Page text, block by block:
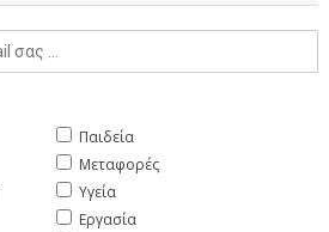
Παιδεία
Μεταφορές
Υγεία
Εργασία